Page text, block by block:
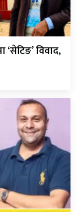
‘सेटिङ’ विवाद,